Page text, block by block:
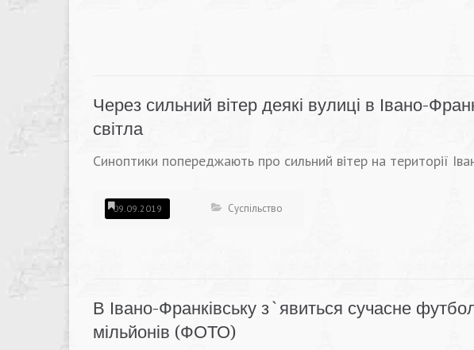
Через сильний вітер деякі вулиці в Івано-
світла
Синоптики попереджають про сильний вітер на території
09.09.2019 Суспільство
В Івано-Франківську з`явиться сучасне
мільйонів (ФОТО)